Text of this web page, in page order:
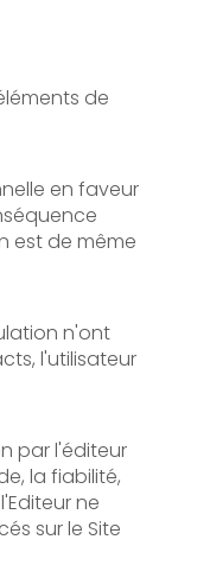
de
en faveur
est de même
n'ont
l'utilisateur
par l'éditeur
la fiabilité,
ne
sur le Site